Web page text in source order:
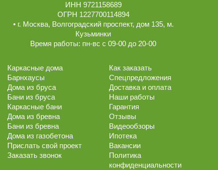
ИНН 9721158689
ОГРН 1227700114894
• г. Москва, Волгоградский проспект, дом 135, м.
Кузьминки
Время работы: пн-вс с 09-00 до 20-00
Каркасные дома
Барнхаусы
Дома из бруса
Бани из бруса
Каркасные бани
Дома из бревна
Бани из бревна
Дома из газобетона
Прислать свой проект
Заказать звонок
Как заказать
Спецпредложения
Доставка и оплата
Наши работы
Гарантия
Отзывы
Видеообзоры
Ипотека
Вакансии
Политика
конфиденциальности